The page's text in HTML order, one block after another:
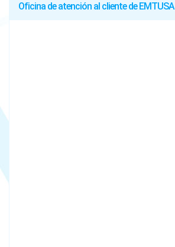
Oficina de atención al cliente de EMTUSA